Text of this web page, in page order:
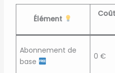
Élément
Abonnement de
base
0 €